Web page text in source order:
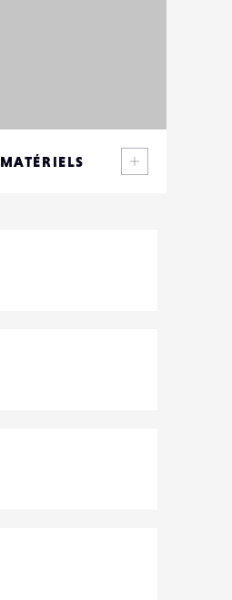
MATÉRIELS